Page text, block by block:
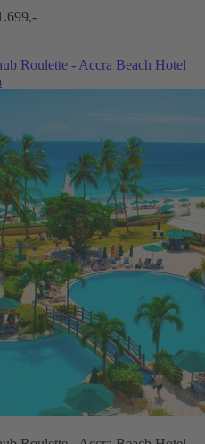
Roulette - Accra Beach Hotel